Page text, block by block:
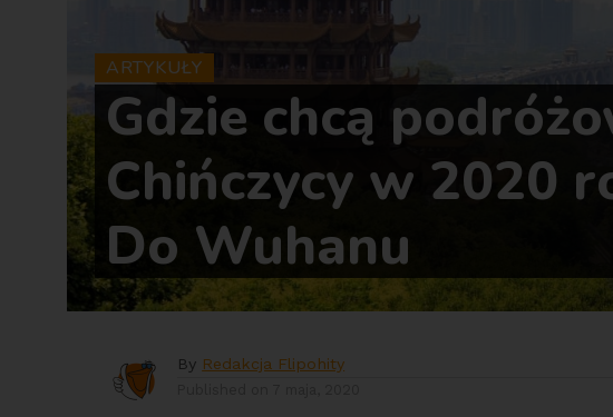
ARTYKUŁY
Gdzie chcą
Chińczycy w 2020
Do Wuhanu
By Redakcja Flipohity